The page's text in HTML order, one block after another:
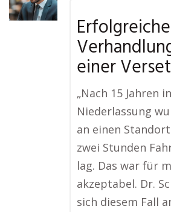
Erfolgreiche
einer
„Nach 15 Jahren
Niederlassung
an einen
zwei Stunden
lag. Das war für
akzeptabel. Dr.
sich diesem Fall